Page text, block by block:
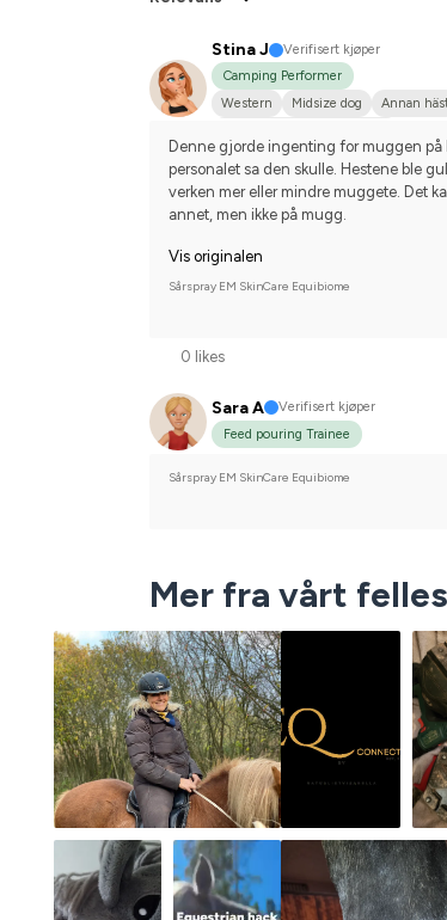
Stina J
Verifisert kjøper
Camping Performer
Western
Midsize dog
Annan
Denne gjorde ingenting for muggen på
personalet sa den skulle. Hestene ble
verken mer eller mindre muggete. Det
annet, men ikke på mugg.
Vis originalen
Sårspray EM SkinCare Equibiome
0 likes
Sara A
Verifisert kjøper
Feed pouring Trainee
Sårspray EM SkinCare Equibiome
Mer fra vårt